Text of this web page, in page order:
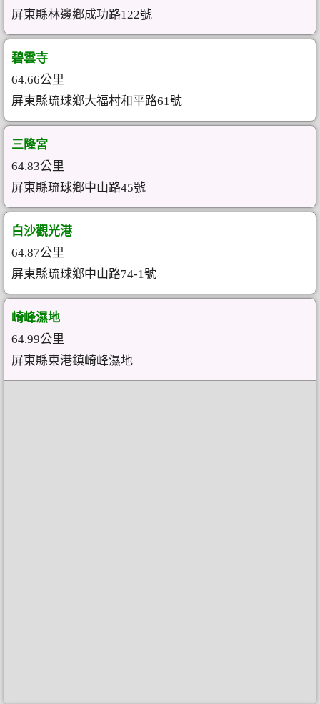
屏東縣林邊鄉成功路122號
碧雲寺
64.66公里
屏東縣琉球鄉大福村和平路61號
三隆宮
64.83公里
屏東縣琉球鄉中山路45號
白沙觀光港
64.87公里
屏東縣琉球鄉中山路74-1號
崎峰濕地
64.99公里
屏東縣東港鎮崎峰濕地